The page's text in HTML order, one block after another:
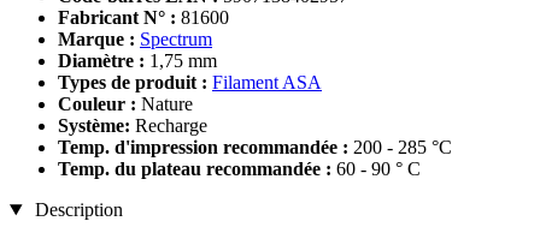
Fabricant N° : 81600
Marque : Spectrum
Diamètre : 1,75 mm
Types de produit : Filament ASA
Couleur : Nature
Système: Recharge
Temp. d'impression recommandée : 200 - 285 °C
Temp. du plateau recommandée : 60 - 90 ° C
Description